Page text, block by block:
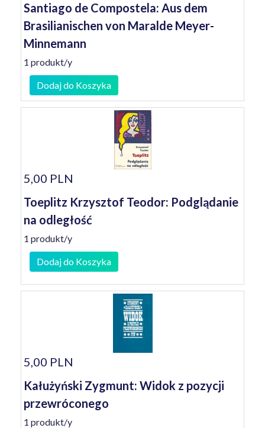
Santiago de Compostela: Aus dem
Brasilianischen von Maralde Meyer-
Minnemann
1 produkt/y
Dodaj do Koszyka
5,00 PLN
Toeplitz Krzysztof Teodor: Podglądanie
na odległość
1 produkt/y
Dodaj do Koszyka
5,00 PLN
Kałużyński Zygmunt: Widok z pozycji
przewróconego
1 produkt/y